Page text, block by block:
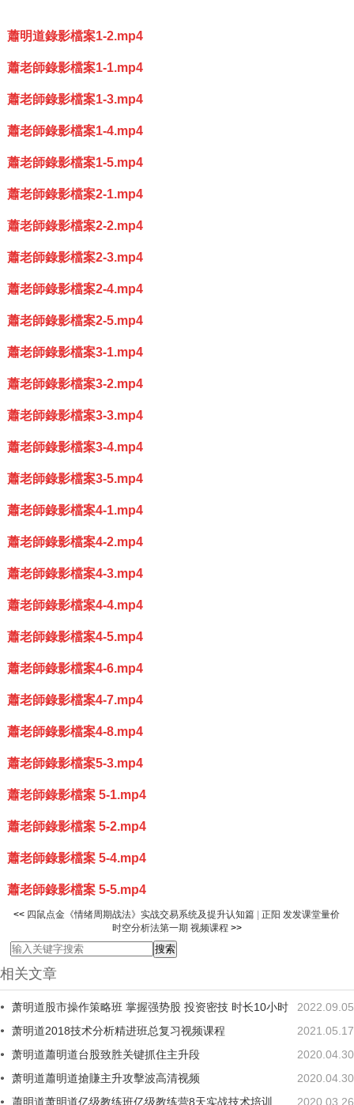
蕭明道錄影檔案1-2.mp4
蕭老師錄影檔案1-1.mp4
蕭老師錄影檔案1-3.mp4
蕭老師錄影檔案1-4.mp4
蕭老師錄影檔案1-5.mp4
蕭老師錄影檔案2-1.mp4
蕭老師錄影檔案2-2.mp4
蕭老師錄影檔案2-3.mp4
蕭老師錄影檔案2-4.mp4
蕭老師錄影檔案2-5.mp4
蕭老師錄影檔案3-1.mp4
蕭老師錄影檔案3-2.mp4
蕭老師錄影檔案3-3.mp4
蕭老師錄影檔案3-4.mp4
蕭老師錄影檔案3-5.mp4
蕭老師錄影檔案4-1.mp4
蕭老師錄影檔案4-2.mp4
蕭老師錄影檔案4-3.mp4
蕭老師錄影檔案4-4.mp4
蕭老師錄影檔案4-5.mp4
蕭老師錄影檔案4-6.mp4
蕭老師錄影檔案4-7.mp4
蕭老師錄影檔案4-8.mp4
蕭老師錄影檔案5-3.mp4
蕭老師錄影檔案 5-1.mp4
蕭老師錄影檔案 5-2.mp4
蕭老師錄影檔案 5-4.mp4
蕭老師錄影檔案 5-5.mp4
<< 四鼠点金《情绪周期战法》实战交易系统及提升认知篇 |正阳 发发课堂量价
时空分析法第一期 视频课程 >>
相关文章
2022.09.05
萧明道股市操作策略班 掌握强势股 投资密技 时长10小时
2021.05.17
萧明道2018技术分析精进班总复习视频课程
2020.04.30
萧明道蕭明道台股致胜关键抓住主升段
2020.04.30
萧明道蕭明道搶賺主升攻擊波高清视频
2020.03.26
蕭明道萧明道亿级教练班亿级教练营8天实战技术培训